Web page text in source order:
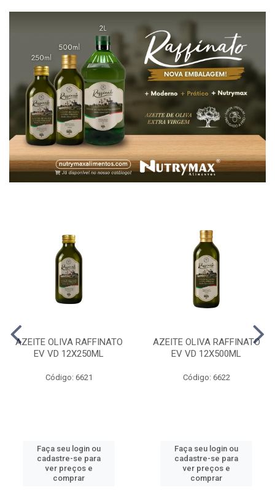
AZEITE OLIVA RAFFINATO
EV VD 12X250ML
Código: 6621
Faça seu login ou
cadastre-se para
ver preços e
comprar
AZEITE OLIVA RAFFINATO
EV VD 12X500ML
Código: 6622
Faça seu login ou
cadastre-se para
ver preços e
comprar